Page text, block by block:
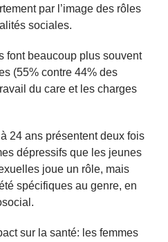
par l’image des rôles
sociales.
font beaucoup plus souvent
(55% contre 44% des
du care et les charges
24 ans présentent deux fois
dépressifs que les jeunes
joue un rôle, mais
spécifiques au genre, en
sur la santé: les femmes